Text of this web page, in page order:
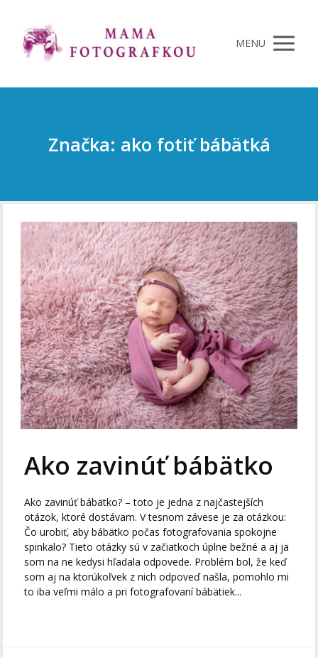
MENU
Značka: ako fotiť bábätká
Ako zavinúť bábätko
Ako zavinúť bábätko? – toto je jedna z najčastejších
otázok, ktoré dostávam. V tesnom závese je za otázkou:
Čo urobiť, aby bábätko počas fotografovania spokojne
spinkalo? Tieto otázky sú v začiatkoch úplne bežné a aj ja
som na ne kedysi hľadala odpovede. Problém bol, že keď
som aj na ktorúkoľvek z nich odpoveď našla, pomohlo mi
to iba veľmi málo a pri fotografovaní bábätiek...